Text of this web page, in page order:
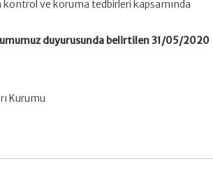
kontrol ve koruma tedbirleri kapsamında
duyurusunda belirtilen 31/05/2020
Kurumu